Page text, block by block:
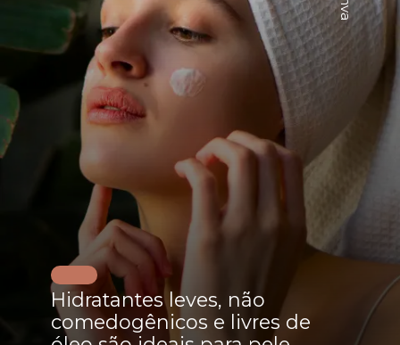
Hidratantes leves, não
comedogênicos e livres de